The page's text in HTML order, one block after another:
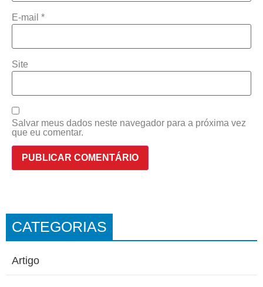
E-mail *
Site
Salvar meus dados neste navegador para a próxima vez
que eu comentar.
CATEGORIAS
Artigo